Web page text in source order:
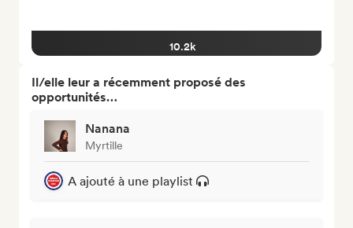
10.2k
Il/elle leur a récemment proposé des
opportunités…
Nanana
Myrtille
A ajouté à une playlist